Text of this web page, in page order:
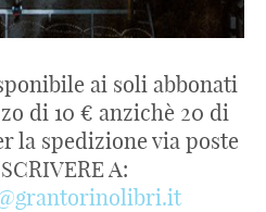
ai soli abbonati
di 10 € anzichè 20 di
la spedizione via poste
A: